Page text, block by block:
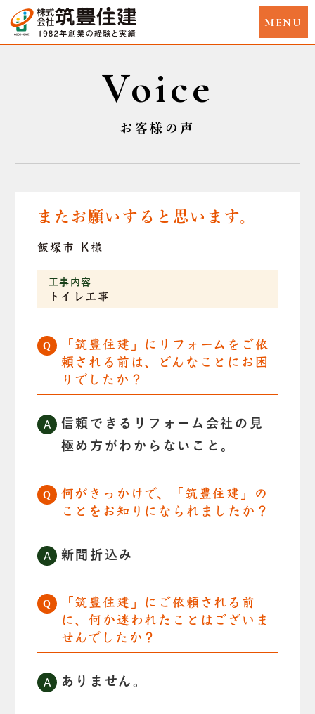
Voice
お客様の声
またお願いすると思います。
飯塚市 K様
工事内容
トイレ工事
「筑豊住建」にリフォームをご依
頼される前は、どんなことにお困
りでしたか？
信頼できるリフォーム会社の見
極め方がわからないこと。
何がきっかけで、「筑豊住建」の
ことをお知りになられましたか？
新聞折込み
「筑豊住建」にご依頼される前
に、何か迷われたことはございま
せんでしたか？
ありません。